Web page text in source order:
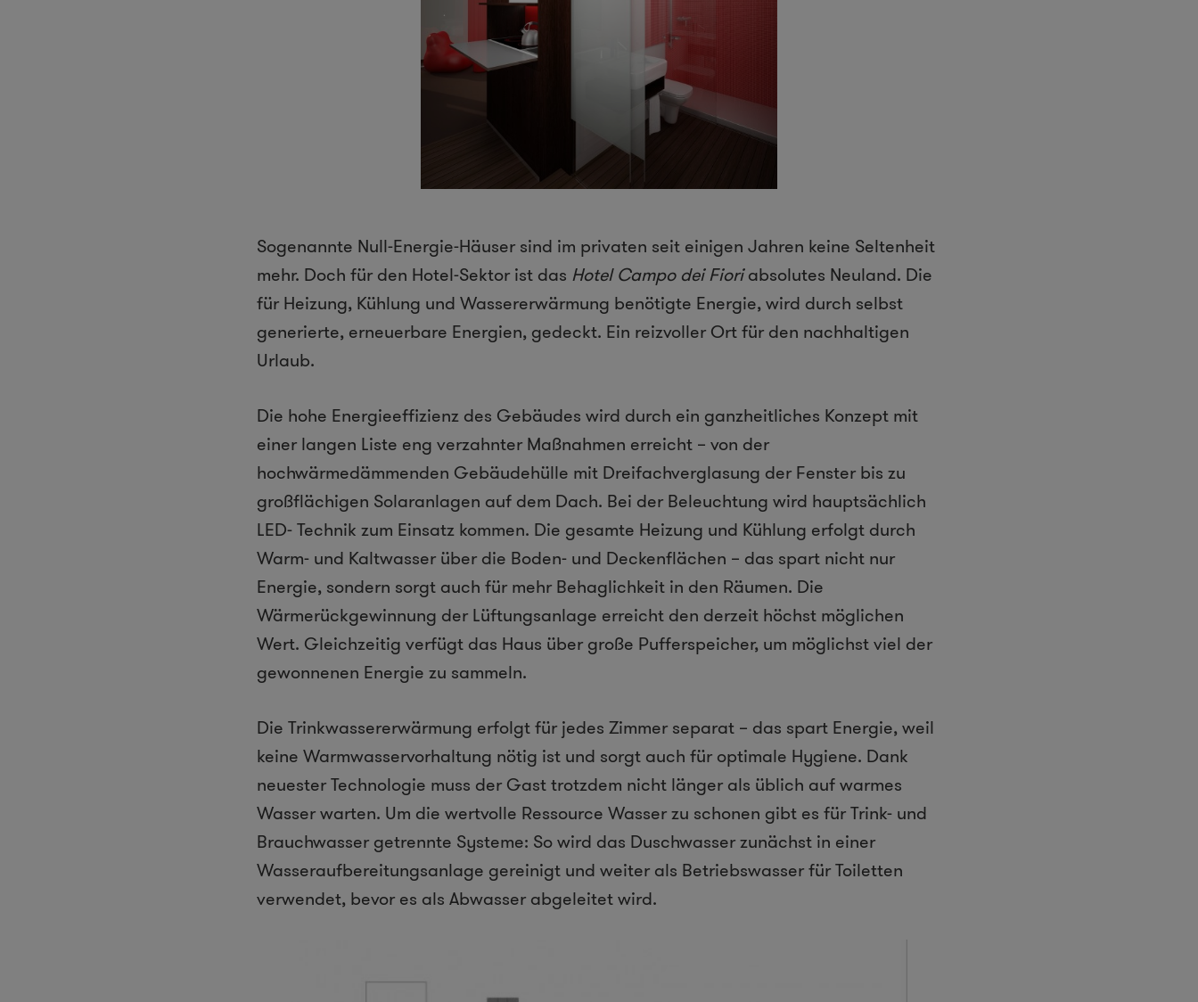
Sogenannte Null-Energie-Häuser sind im privaten seit einigen Jahren keine Seltenheit
mehr. Doch für den Hotel-Sektor ist das Hotel Campo dei Fioriabsolutes Neuland. Die
für Heizung, Kühlung und Wassererwärmung benötigte Energie, wird durch selbst
generierte, erneuerbare Energien, gedeckt. Ein reizvoller Ort für den nachhaltigen
Urlaub.
Die hohe Energieeffizienz des Gebäudes wird durch ein ganzheitliches Konzept mit
einer langen Liste eng verzahnter Maßnahmen erreicht – von der
hochwärmedämmenden Gebäudehülle mit Dreifachverglasung der Fenster bis zu
großflächigen Solaranlagen auf dem Dach. Bei der Beleuchtung wird hauptsächlich
LED- Technik zum Einsatz kommen. Die gesamte Heizung und Kühlung erfolgt durch
Warm- und Kaltwasser über die Boden- und Deckenflächen – das spart nicht nur
Energie, sondern sorgt auch für mehr Behaglichkeit in den Räumen. Die
Wärmerückgewinnung der Lüftungsanlage erreicht den derzeit höchst möglichen
Wert. Gleichzeitig verfügt das Haus über große Pufferspeicher, um möglichst viel der
gewonnenen Energie zu sammeln.
Die Trinkwassererwärmung erfolgt für jedes Zimmer separat – das spart Energie, weil
keine Warmwasservorhaltung nötig ist und sorgt auch für optimale Hygiene. Dank
neuester Technologie muss der Gast trotzdem nicht länger als üblich auf warmes
Wasser warten. Um die wertvolle Ressource Wasser zu schonen gibt es für Trink- und
Brauchwasser getrennte Systeme: So wird das Duschwasser zunächst in einer
Wasseraufbereitungsanlage gereinigt und weiter als Betriebswasser für Toiletten
verwendet, bevor es als Abwasser abgeleitet wird.